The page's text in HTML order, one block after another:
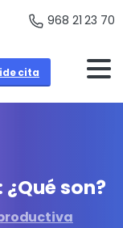
968 21 23 70
cita
¿Quéson?